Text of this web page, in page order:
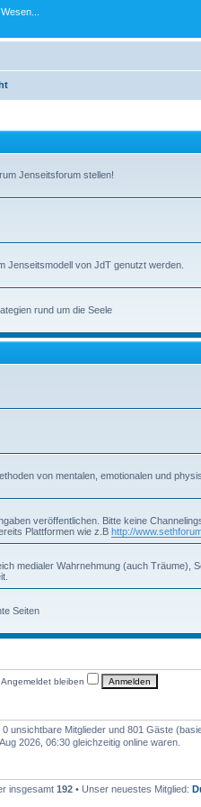
Jenseitsforum stellen!
Jenseitsmodell von JdT genutzt werden.
rund um die Seele
von mentalen, emotionalen und
veröffentlichen. Bitte keine
Plattformen wie z.B http://
medialer Wahrnehmung (auch Träume),
Seiten
Angemeldet bleiben
unsichtbare Mitglieder und 801 Gäste
2026, 06:30 gleichzeitig online waren.
insgesamt 192 • Unser neuestes Mitglied: